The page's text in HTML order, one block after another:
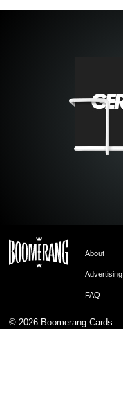
About
Advertising
FAQ
© 2026 Boomerang Cards